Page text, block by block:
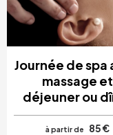
Journée de spa
massage et
déjeuner ou
à partir de
85 €